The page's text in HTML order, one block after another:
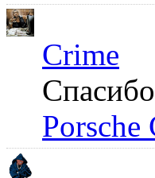
Crime
Porsche